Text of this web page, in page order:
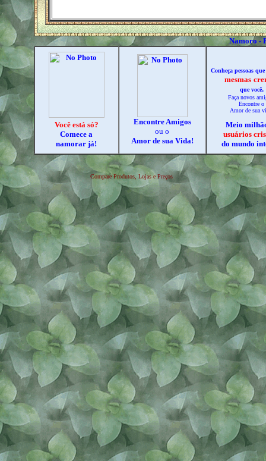
Namoro -
Você está só?
Comece a
namorar já!
Encontre Amigos
ou o
Amor de sua Vida!
Conheça pessoas
mesmas
que você.
Faça novos
Encontre o
Amor de sua
Meio
usuários
do mundo
Compare Produtos, Lojas e Preços